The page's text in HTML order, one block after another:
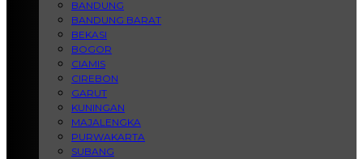
BANDUNG
BANDUNG BARAT
BEKASI
BOGOR
CIAMIS
CIREBON
GARUT
KUNINGAN
MAJALENGKA
PURWAKARTA
SUBANG